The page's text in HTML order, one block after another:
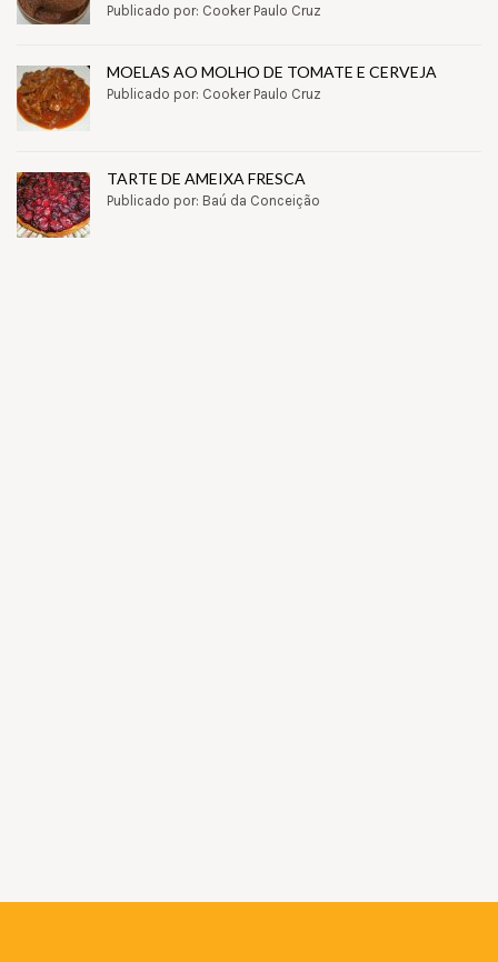
Publicado por: Cooker Paulo Cruz
MOELAS AO MOLHO DE TOMATE E CERVEJA
Publicado por: Cooker Paulo Cruz
TARTE DE AMEIXA FRESCA
Publicado por: Baú da Conceição